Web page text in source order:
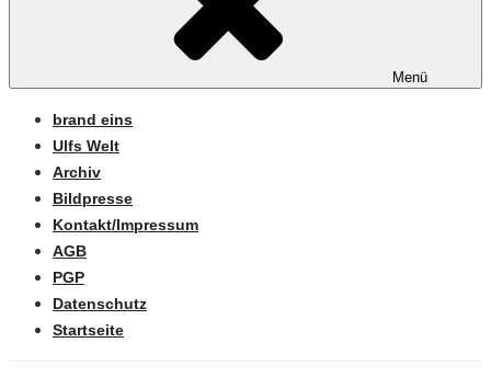
Menü
brand eins
Ulfs Welt
Archiv
Bildpresse
Kontakt/Impressum
AGB
PGP
Datenschutz
Startseite